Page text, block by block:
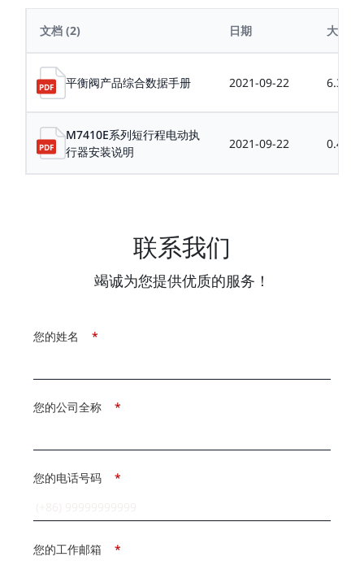
文档 (2) 日期 大小
平衡阀产品综合数据手册 2021-09-22
M7410E系列短行程电动执
行器安装说明
2021-09-22
联系我们
竭诚为您提供优质的服务！
*
您的姓名
*
您的公司全称
*
您的电话号码
*
您的工作邮箱